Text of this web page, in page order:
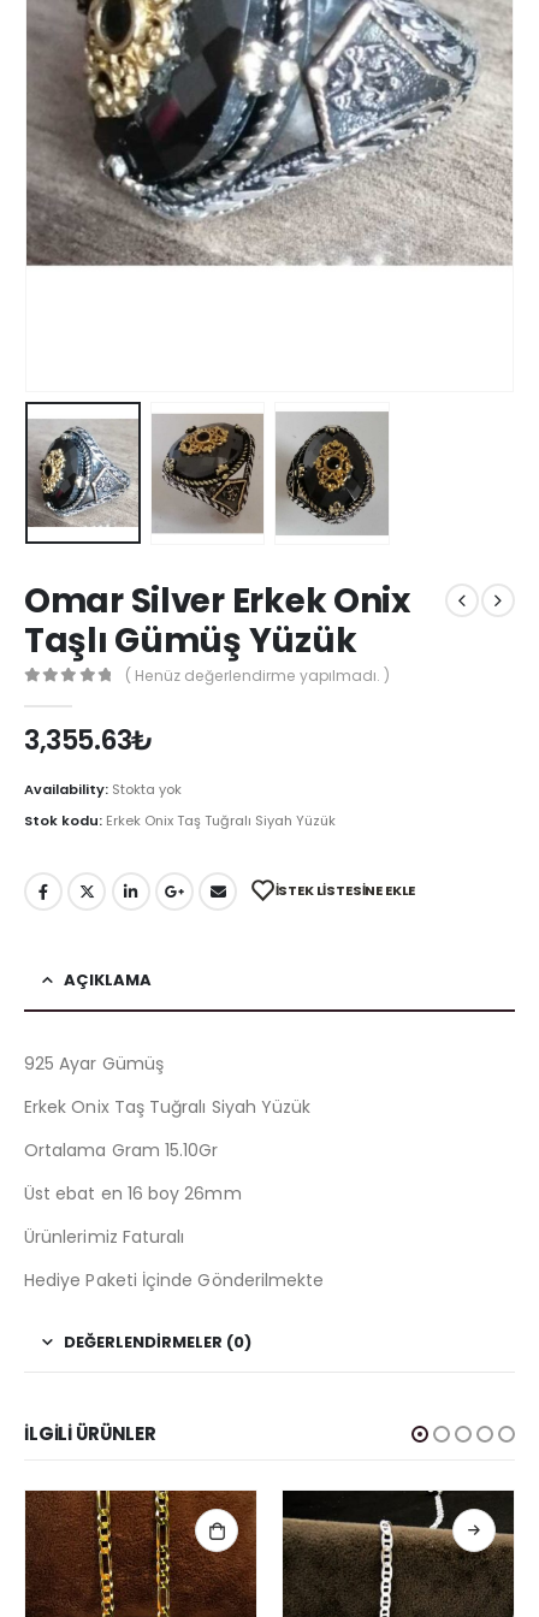
Omar Silver Erkek Onix
Taşlı Gümüş Yüzük
( Henüz değerlendirme yapılmadı. )
3,355.63₺
Availability: Stokta yok
Stok kodu: Erkek Onix Taş Tuğralı Siyah Yüzük
İSTEK LISTESINE EKLE
AÇIKLAMA
925 Ayar Gümüş
Erkek Onix Taş Tuğralı Siyah Yüzük
Ortalama Gram 15.10Gr
Üst ebat en 16 boy 26mm
Ürünlerimiz Faturalı
Hediye Paketi İçinde Gönderilmekte
DEĞERLENDIRMELER (0)
İLGILI ÜRÜNLER